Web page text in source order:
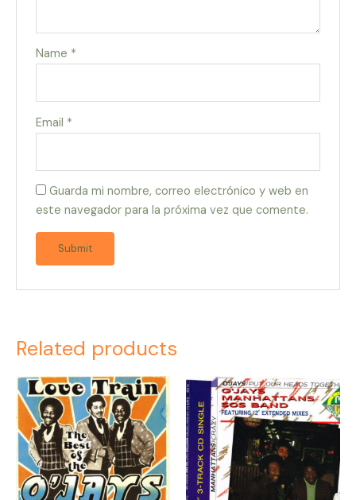
Name *
Email *
Guarda mi nombre, correo electrónico y web en
este navegador para la próxima vez que comente.
Related products